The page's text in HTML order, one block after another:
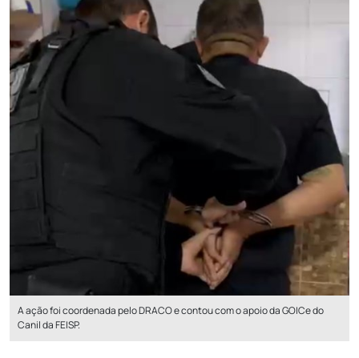
A ação foi coordenada pelo DRACO e contou com o apoio da GOICe do
Canil da FEISP.